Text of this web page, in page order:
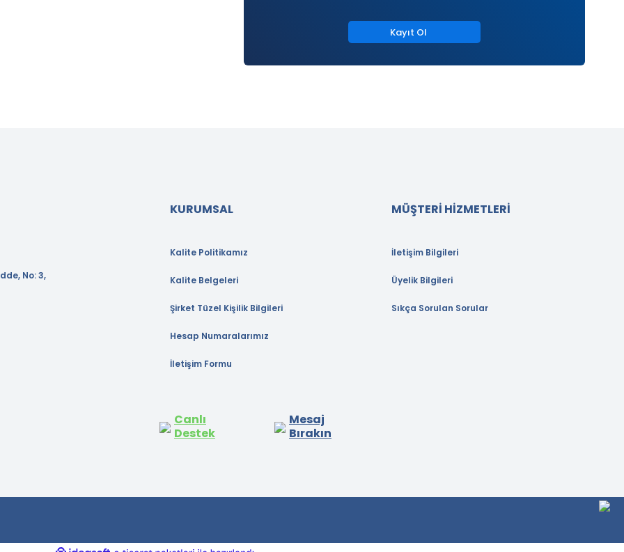
Kayıt Ol
No: 3,
KURUMSAL
Kalite Politikamız
Kalite Belgeleri
Şirket Tüzel Kişilik Bilgileri
Hesap Numaralarımız
İletişim Formu
MÜŞTERİ HİZMETLERİ
İletişim Bilgileri
Üyelik Bilgileri
Sıkça Sorulan Sorular
Canlı
Destek
Mesaj
Bırakın